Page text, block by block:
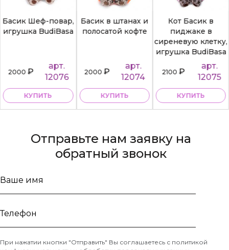
Басик Шеф-повар,
игрушка BudiBasa
2000₽
арт.
12076
КУПИТЬ
Басик в штанах и
полосатой кофте
2000₽
арт.
12074
КУПИТЬ
Кот Басик в
пиджаке в
сиреневую клетку,
игрушка BudiBasa
2100₽
арт.
12075
КУПИТЬ
Отправьте нам заявку на
обратный звонок
Ваше
Телефон
При нажатии кнопки "Отправить" Вы соглашаетесь с политикой